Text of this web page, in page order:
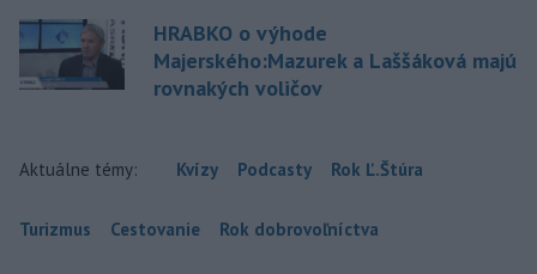
HRABKO o výhode
Majerského:Mazurek a Laššáková majú
rovnakých voličov
Aktuálne témy: Kvízy Podcasty Rok Ľ.Štúra
Turizmus Cestovanie Rok dobrovoľníctva